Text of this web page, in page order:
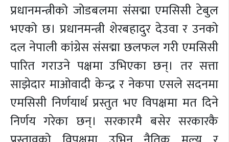
प्रधानमन्त्रीको जोडबलमा संसद्मा एमसिसी टेबुल
भएको छ। प्रधानमन्त्री शेरबहादुर देउवा र उनको
दल नेपाली कांग्रेस संसद्मा छलफल गरी एमसिसी
पारित गराउने पक्षमा उभिएका छन्। तर सत्ता
साझेदार माओवादी केन्द्र र नेकपा एसले सदनमा
एमसिसी निर्णयार्थ प्रस्तुत भए विपक्षमा मत दिने
निर्णय गरेका छन्। सरकारमै बसेर सरकारकै